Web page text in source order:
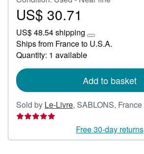
Price
30.71
US$ 30.71
US$ 48.54 shipping
Learn
more
rates
Ships from France to U.S.A.
Quantity: 1 available
Add to basket
Sold by Le-Livre, SABLONS, France
Free 30-day returns